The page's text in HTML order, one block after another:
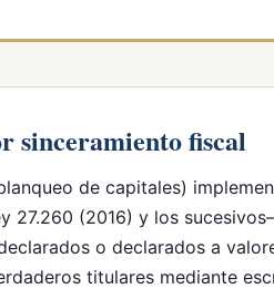
sinceramiento fiscal
de capitales)
27.260 (2016) y los
o declarados a
titulares mediante